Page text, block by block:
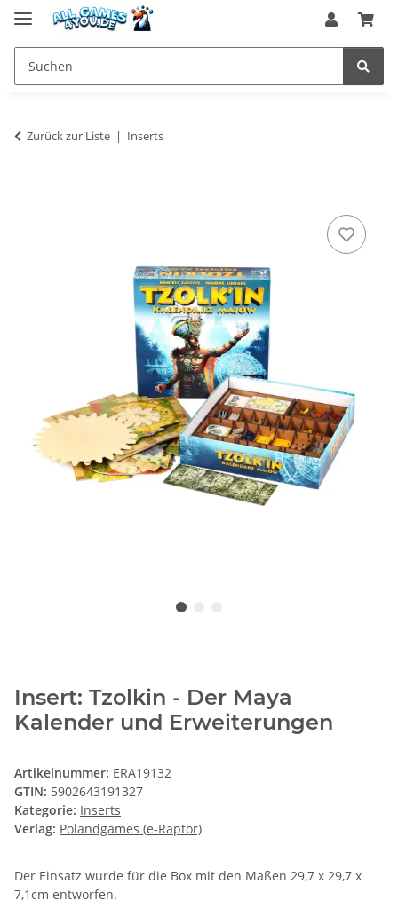
Zurück zur Liste Inserts
Insert: Tzolkin - Der Maya
Kalender und Erweiterungen
Artikelnummer: ERA19132
GTIN: 5902643191327
Kategorie: Inserts
Verlag: Polandgames (e-Raptor)
Der Einsatz wurde für die Box mit den Maßen 29,7 x 29,7 x
7,1cm entworfen.